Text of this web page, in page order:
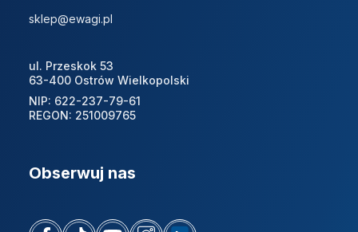
sklep@ewagi.pl
ul. Przeskok 53
63-400 Ostrów Wielkopolski
NIP: 622-237-79-61
REGON: 251009765
Obserwuj nas